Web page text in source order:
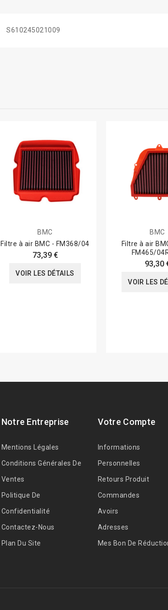
S610245021009
BMC
Filtre à air BMC - FM368/04
73,39 €
VOIR LES DÉTAILS
BMC
Filtre à air
FM465/
93,30
VOIR LES
Notre Entreprise
Mentions Légales
Conditions Générales De
Ventes
Politique De
Confidentialité
Contactez-Nous
Plan Du Site
Votre Compte
Informations
Personnelles
Retours Produit
Commandes
Avoirs
Adresses
Mes Bon De